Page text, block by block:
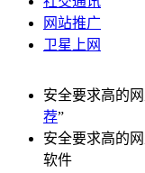
网站推广
卫星上网
安全要求高的
荐”
安全要求高的
软件